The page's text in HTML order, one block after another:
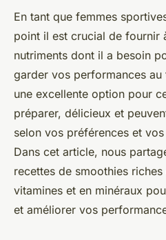
En tant que femmes
point il est crucial de fournir
nutriments dont il a besoin
garder vos performances
une excellente option pour
préparer, délicieux et
selon vos préférences et
Dans cet article, nous
recettes de smoothies
vitamines et en minéraux
et améliorer vos